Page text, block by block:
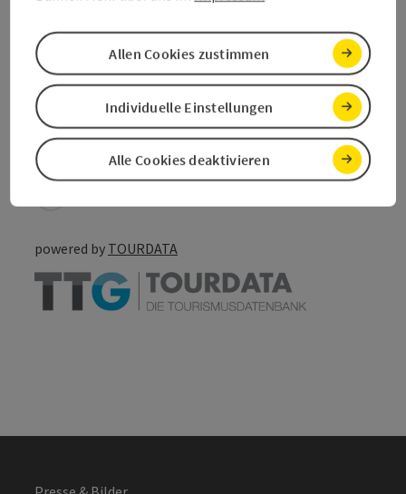
save post Print article
Nearby
powered by TOURDATA
Alle Cookies deaktivieren
Individuelle Einstellungen
Allen Cookies zustimmen